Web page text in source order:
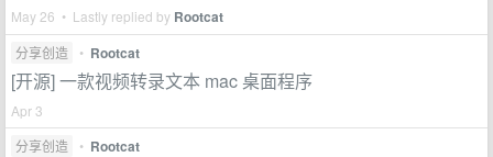
May 26 • Lastly replied by Rootcat
分享创造 • Rootcat
[开源] 一款视频转录文本 mac 桌面程序
Apr 3
分享创造
• Rootcat